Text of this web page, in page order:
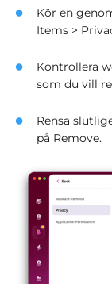
Kör en
Items >
Kontrollera
som du vill
Rensa
på Remove.